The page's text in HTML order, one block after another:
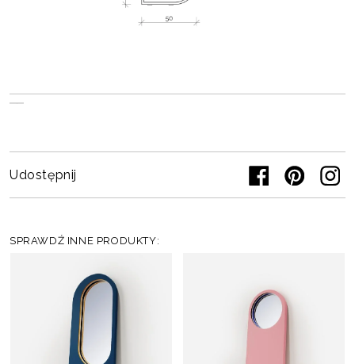
Udostępnij
SPRAWDŹ INNE PRODUKTY: